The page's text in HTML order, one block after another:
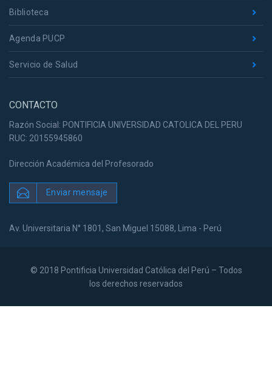
Biblioteca
Agenda PUCP
Servicio de Salud
CONTACTO
Razón Social: PONTIFICIA UNIVERSIDAD CATOLICA DEL PERU
RUC: 20155945860
Dirección Académica del Profesorado
Enviar mensaje
Av. Universitaria N° 1801, San Miguel 15088, Lima - Perú
© 2018 Pontificia Universidad Católica del Perú – Todos
los derechos reservados